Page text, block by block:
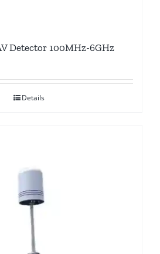
Detector 100MHz-6GHz
Details